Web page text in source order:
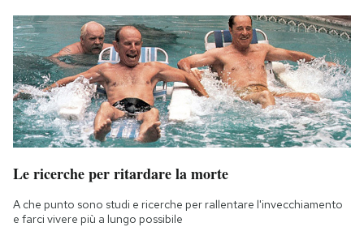
Le ricerche per ritardare la morte
A che punto sono studi e ricerche per rallentare l'invecchiamento
e farci vivere più a lungo possibile